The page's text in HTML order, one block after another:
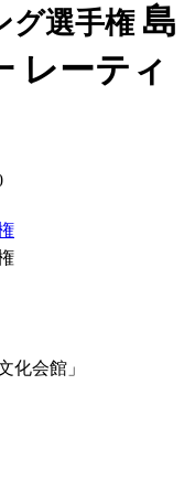
グ選手権 島
レーティ
化会館」